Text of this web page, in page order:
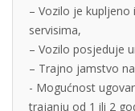
– Vozilo je
servisima,
– Vozilo posjeduje
– Trajno jamstvo
- Mogućnost
trajanju od 1 ili 2